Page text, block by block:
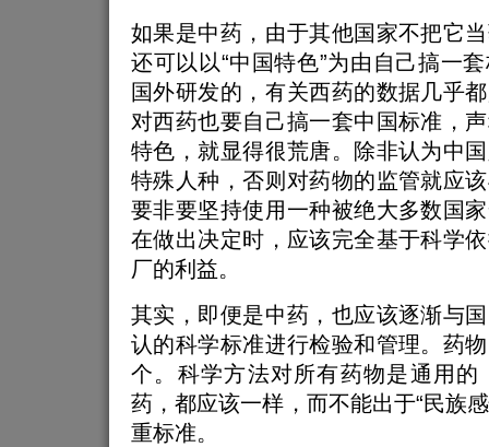
如果是中药，由于其他国家不把它
还可以以“中国特色”为由自己搞一
国外研发的，有关西药的数据几乎
对西药也要自己搞一套中国标准，
特色，就显得很荒唐。除非认为中
特殊人种，否则对药物的监管就应
要非要坚持使用一种被绝大多数国
在做出决定时，应该完全基于科学
厂的利益。
其实，即便是中药，也应该逐渐与
认的科学标准进行检验和管理。药
个。科学方法对所有药物是通用的
药，都应该一样，而不能出于“民族
重标准。